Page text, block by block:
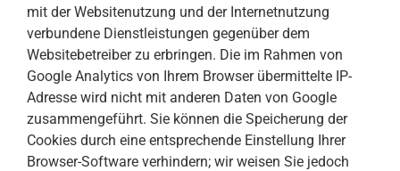
mit der Websitenutzung und der Internetnutzung
verbundene Dienstleistungen gegenüber dem
Websitebetreiber zu erbringen. Die im Rahmen von
Google Analytics von Ihrem Browser übermittelte IP-
Adresse wird nicht mit anderen Daten von Google
zusammengeführt. Sie können die Speicherung der
Cookies durch eine entsprechende Einstellung Ihrer
Browser-Software verhindern; wir weisen Sie jedoch